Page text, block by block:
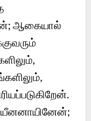
ஆகையால்